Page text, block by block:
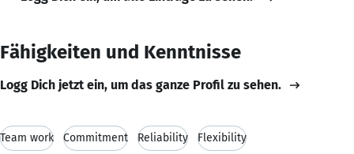
Fähigkeiten und Kenntnisse
Logg Dich jetzt ein, um das ganze Profil zu sehen.
Team work Commitment Reliability Flexibility